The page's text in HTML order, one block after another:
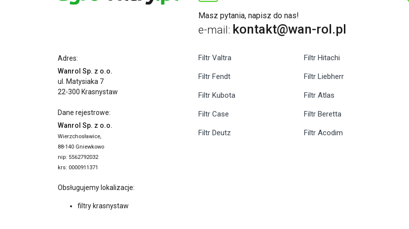
Masz pytania, napisz do nas!
e-mail: kontakt@wan-rol.pl
Adres:
Wanrol Sp. z o.o.
ul. Matysiaka 7
22-300 Krasnystaw
Dane rejestrowe:
Wanrol Sp. z o.o.
Wierzchosławice,
88-140 Gniewkowo
nip: 5562792032
krs: 0000911371
Obsługujemy lokalizacje:
filtry krasnystaw
Filtr Valtra
Filtr Fendt
Filtr Kubota
Filtr Case
Filtr Deutz
Filtr Hitachi
Filtr Liebherr
Filtr Atlas
Filtr Beretta
Filtr Acodim